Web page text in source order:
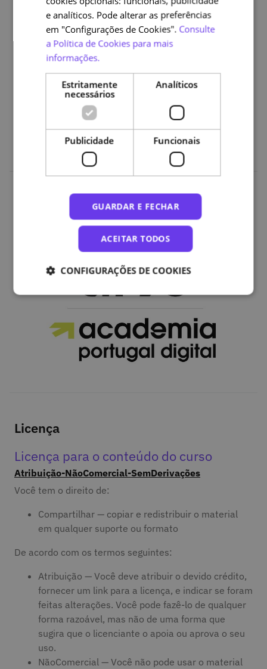
A quem se destina a Declaração;
Qual a finalidade;
Quais os estados de conformidade;
Cumprir os requisitos obrigatórios;
Obter a Declaração: passo a passo.
4. Ferramentas disponíveis para proprietários de Sítios
5. Boas práticas e casos de sucesso
Organizações
Licença
Licença para o conteúdo do curso
Atribuição-NãoComercial-SemDerivações
Você tem o direito de:
Compartilhar — copiar e redistribuir o material
em qualquer suporte ou formato
De acordo com os termos seguintes:
Atribuição — Você deve atribuir o devido crédito,
fornecer um link para a licença, e indicar se foram
feitas alterações. Você pode fazê-lo de qualquer
forma razoável, mas não de uma forma que
sugira que o licenciante o apoia ou aprova o seu
uso.
NãoComercial — Você não pode usar o material
e analíticos. Pode alterar as preferências
em "Configurações de Cookies". Consulte
a Política de Cookies para mais
informações.
Estritamente
necessários
Analíticos
Publicidade Funcionais
GUARDAR E FECHAR
ACEITAR TODOS
CONFIGURAÇÕES DE COOKIES